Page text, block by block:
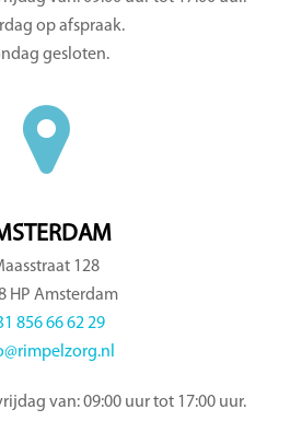
op afspraak.
gesloten.
128
HP Amsterdam
856 66 62 29
van: 09:00 uur tot 17:00 uur.